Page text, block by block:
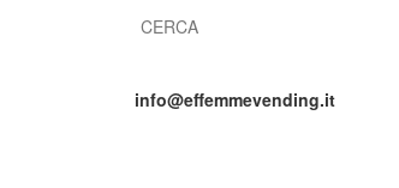
info@effemmevending.it